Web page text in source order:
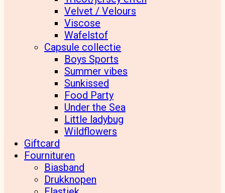
Velvet / Velours
Viscose
Wafelstof
Capsule collectie
Boys Sports
Summer vibes
Sunkissed
Food Party
Under the Sea
Little ladybug
Wildflowers
Giftcard
Fournituren
Biasband
Drukknopen